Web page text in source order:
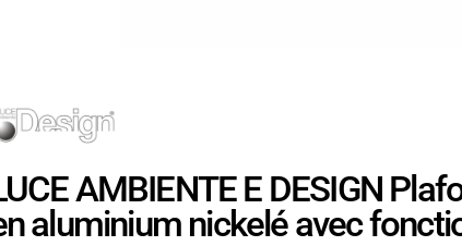
AMBIENTE E DESIGN
aluminium nickelé avec